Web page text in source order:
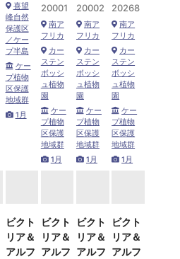
喜望
峰自然
保護区
／ケー
プ半島
ケー
プ植物
区保護
地域群
1月
20001
南ア
フリカ
カー
ステン
ボッシ
ュ植物
園
ケー
プ植物
区保護
地域群
1月
20002
南ア
フリカ
カー
ステン
ボッシ
ュ植物
園
ケー
プ植物
区保護
地域群
1月
20268
南ア
フリカ
カー
ステン
ボッシ
ュ植物
園
ケー
プ植物
区保護
地域群
1月
ビクト
リア＆
アルフ
ビクト
リア＆
アルフ
ビクト
リア＆
アルフ
ビクト
リア＆
アルフ